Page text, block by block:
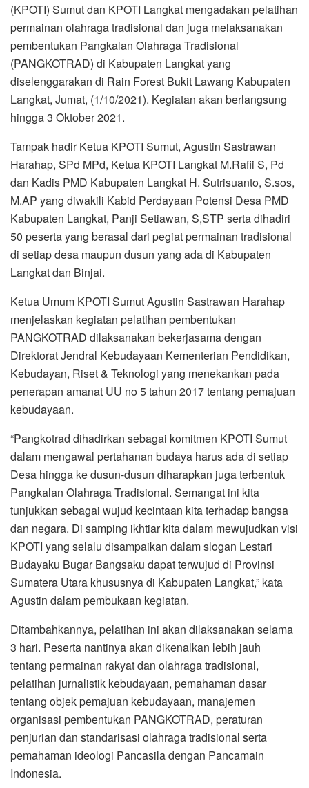
(KPOTI) Sumut dan KPOTI Langkat mengadakan pelatihan
permainan olahraga tradisional dan juga melaksanakan
pembentukan Pangkalan Olahraga Tradisional
(PANGKOTRAD) di Kabupaten Langkat yang
diselenggarakan di Rain Forest Bukit Lawang Kabupaten
Langkat, Jumat, (1/10/2021). Kegiatan akan berlangsung
hingga 3 Oktober 2021.
Tampak hadir Ketua KPOTI Sumut, Agustin Sastrawan
Harahap, SPd MPd, Ketua KPOTI Langkat M.Rafii S, Pd
dan Kadis PMD Kabupaten Langkat H. Sutrisuanto, S.sos,
M.AP yang diwakili Kabid Perdayaan Potensi Desa PMD
Kabupaten Langkat, Panji Setiawan, S,STP serta dihadiri
50 peserta yang berasal dari pegiat permainan tradisional
di setiap desa maupun dusun yang ada di Kabupaten
Langkat dan Binjai.
Ketua Umum KPOTI Sumut Agustin Sastrawan Harahap
menjelaskan kegiatan pelatihan pembentukan
PANGKOTRAD dilaksanakan bekerjasama dengan
Direktorat Jendral Kebudayaan Kementerian Pendidikan,
Kebudayan, Riset & Teknologi yang menekankan pada
penerapan amanat UU no 5 tahun 2017 tentang pemajuan
kebudayaan.
“Pangkotrad dihadirkan sebagai komitmen KPOTI Sumut
dalam mengawal pertahanan budaya harus ada di setiap
Desa hingga ke dusun-dusun diharapkan juga terbentuk
Pangkalan Olahraga Tradisional. Semangat ini kita
tunjukkan sebagai wujud kecintaan kita terhadap bangsa
dan negara. Di samping ikhtiar kita dalam mewujudkan visi
KPOTI yang selalu disampaikan dalam slogan Lestari
Budayaku Bugar Bangsaku dapat terwujud di Provinsi
Sumatera Utara khususnya di Kabupaten Langkat,” kata
Agustin dalam pembukaan kegiatan.
Ditambahkannya, pelatihan ini akan dilaksanakan selama
3 hari. Peserta nantinya akan dikenalkan lebih jauh
tentang permainan rakyat dan olahraga tradisional,
pelatihan jurnalistik kebudayaan, pemahaman dasar
tentang objek pemajuan kebudayaan, manajemen
organisasi pembentukan PANGKOTRAD, peraturan
penjurian dan standarisasi olahraga tradisional serta
pemahaman ideologi Pancasila dengan Pancamain
Indonesia.